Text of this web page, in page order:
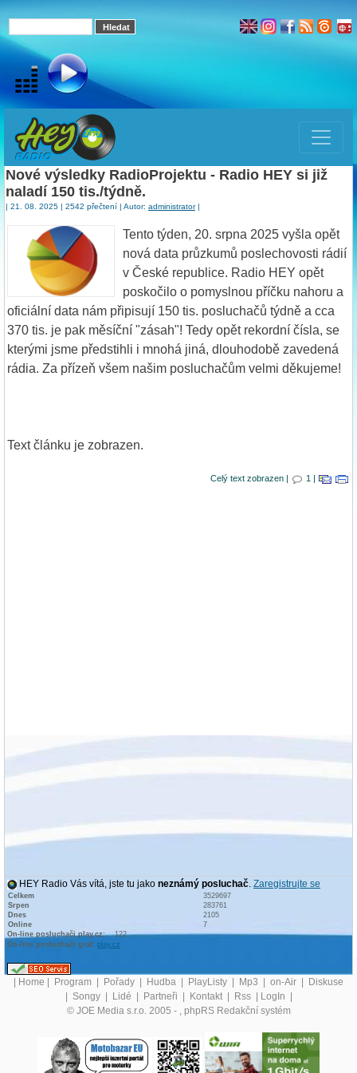
Nové výsledky RadioProjektu - Radio HEY si již
naladí 150 tis./týdně.
| 21. 08. 2025 | 2542 přečtení | Autor: administrator|
Tento týden, 20. srpna 2025 vyšla opět
nová data průzkumů poslechovosti rádií
v České republice. Radio HEY opět
poskočilo o pomyslnou příčku nahoru a
oficiální data nám připisují 150 tis. posluchačů týdně a cca
370 tis. je pak měsíční "zásah"! Tedy opět rekordní čísla, se
kterými jsme předstihli i mnohá jiná, dlouhodobě zavedená
rádia. Za přízeň všem našim posluchačům velmi děkujeme!
Text článku je zobrazen.
Celý text zobrazen | 1 |
HEY Radio Vás vítá, jste tu jako neznámý posluchač. Zaregistrujte se
Celkem
3529697
Srpen
283761
Dnes
2105
Online
7
On-line posluchači play.cz:
122
On-line posluchači graf: play.cz
Home Program Pořady Hudba PlayListy Mp3 on-Air
Diskuse
Songy Lidé Partneři Kontakt Rss LogIn
© JOE Media s.r.o. 2005 - , phpRS Redakční systém